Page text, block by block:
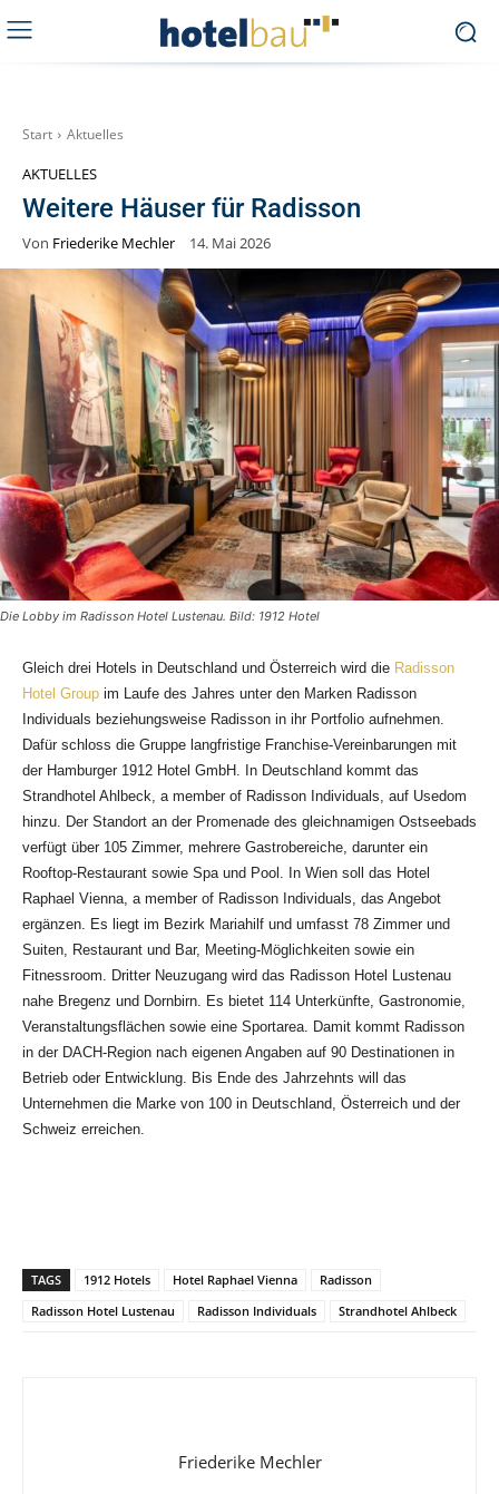
Start Aktuelles
AKTUELLES
Weitere Häuser für Radisson
Von Friederike Mechler 14. Mai 2026
Die Lobby im Radisson Hotel Lustenau. Bild: 1912 Hotel
Gleich drei Hotels in Deutschland und Österreich wird die Radisson
Hotel Group im Laufe des Jahres unter den Marken Radisson
Individuals beziehungsweise Radisson in ihr Portfolio aufnehmen.
Dafür schloss die Gruppe langfristige Franchise-Vereinbarungen mit
der Hamburger 1912 Hotel GmbH. In Deutschland kommt das
Strandhotel Ahlbeck, a member of Radisson Individuals, auf Usedom
hinzu. Der Standort an der Promenade des gleichnamigen Ostseebads
verfügt über 105 Zimmer, mehrere Gastrobereiche, darunter ein
Rooftop-Restaurant sowie Spa und Pool. In Wien soll das Hotel
Raphael Vienna, a member of Radisson Individuals, das Angebot
ergänzen. Es liegt im Bezirk Mariahilf und umfasst 78 Zimmer und
Suiten, Restaurant und Bar, Meeting-Möglichkeiten sowie ein
Fitnessroom. Dritter Neuzugang wird das Radisson Hotel Lustenau
nahe Bregenz und Dornbirn. Es bietet 114 Unterkünfte, Gastronomie,
Veranstaltungsflächen sowie eine Sportarea. Damit kommt Radisson
in der DACH-Region nach eigenen Angaben auf 90 Destinationen in
Betrieb oder Entwicklung. Bis Ende des Jahrzehnts will das
Unternehmen die Marke von 100 in Deutschland, Österreich und der
Schweiz erreichen.
TAGS 1912 Hotels Hotel Raphael Vienna
Radisson
Radisson Hotel Lustenau
Radisson Individuals Strandhotel Ahlbeck
Friederike Mechler